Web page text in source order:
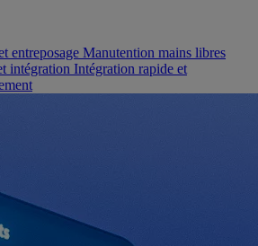
entreposage Manutention mains libres
intégration Intégration rapide et